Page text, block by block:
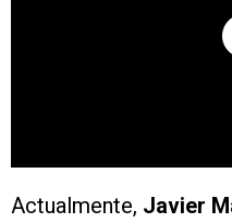
Actualmente, Javier